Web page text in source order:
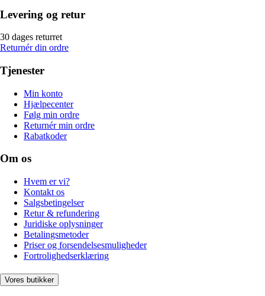
Levering og retur
30 dages returret
Returnér din ordre
Tjenester
Min konto
Hjælpecenter
Følg min ordre
Returnér min ordre
Rabatkoder
Om os
Hvem er vi?
Kontakt os
Salgsbetingelser
Retur & refundering
Juridiske oplysninger
Betalingsmetoder
Priser og forsendelsesmuligheder
Fortrolighedserklæring
Vores butikker